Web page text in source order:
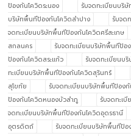
ป้องกันโควิดระนอง
รับจดทะเบียนบริ
บริษัทพื้นทีป้องกันโควิดลำปาง
รับจด
จดทะเบียนบริษัทพื้นทีป้องกันโควิดศรีสะเกษ
สกลนคร
รับจดทะเบียนบริษัทพื้นทีป้อ
ป้องกันโควิดสระแก้ว
รับจดทะเบียนบ
ทะเบียนบริษัทพื้นทีป้องกันโควิดสุรินทร์
สุโขทัย
รับจดทะเบียนบริษัทพื้นทีป้อง
ป้องกันโควิดหนองบัวลำภู
รับจดทะเ
จดทะเบียนบริษัทพื้นทีป้องกันโควิดอุดรธานี
อุตรดิตถ์
รับจดทะเบียนบริษัทพื้นทีป้